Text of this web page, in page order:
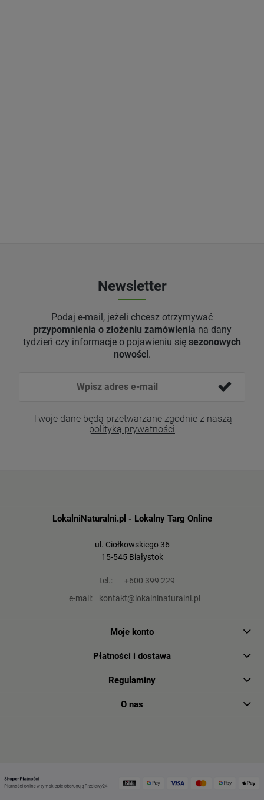
Newsletter
Podaj e-mail, jeżeli chcesz otrzymywać
przypomnienia o złożeniu zamówienia na dany
tydzień czy informacje o pojawieniu się sezonowych
nowości.
Twoje dane będą przetwarzane zgodnie z naszą
polityką prywatności
LokalniNaturalni.pl - Lokalny Targ Online
ul. Ciołkowskiego 36
15-545 Białystok
tel.:
+600 399 229
e-mail:
kontakt@lokalninaturalni.pl
Moje konto
Płatności i dostawa
Regulaminy
O nas